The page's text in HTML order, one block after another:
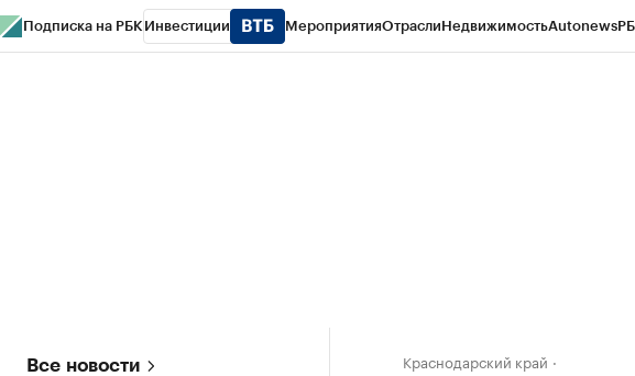
Подписка на РБК Инвестиции МероприятияОтраслиНедвижимостьAutonews
Все новости Краснодарский край